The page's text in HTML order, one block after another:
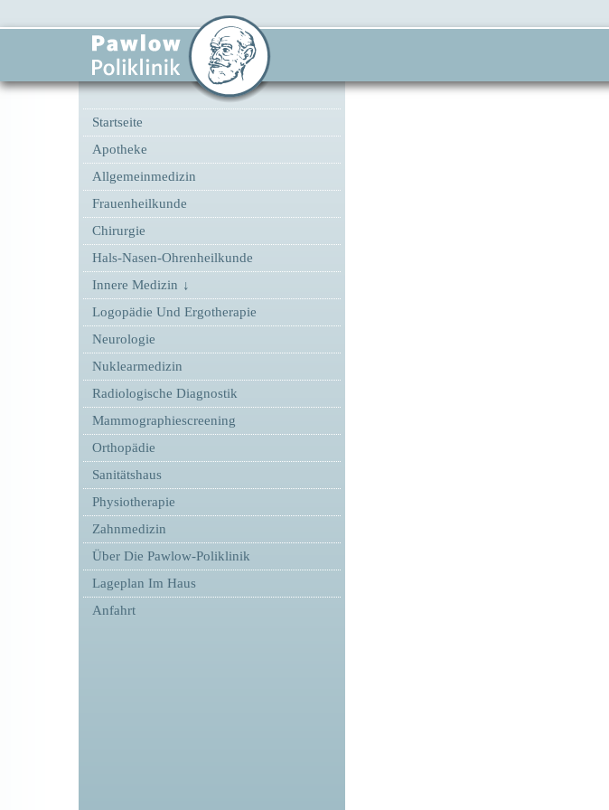
Startseite
Apotheke
Allgemeinmedizin
Frauenheilkunde
Chirurgie
Hals-Nasen-Ohrenheilkunde
Innere Medizin
Logopädie Und Ergotherapie
Neurologie
Nuklearmedizin
Radiologische Diagnostik
Mammographiescreening
Orthopädie
Sanitätshaus
Physiotherapie
Zahnmedizin
Über Die Pawlow-Poliklinik
Lageplan Im Haus
Anfahrt